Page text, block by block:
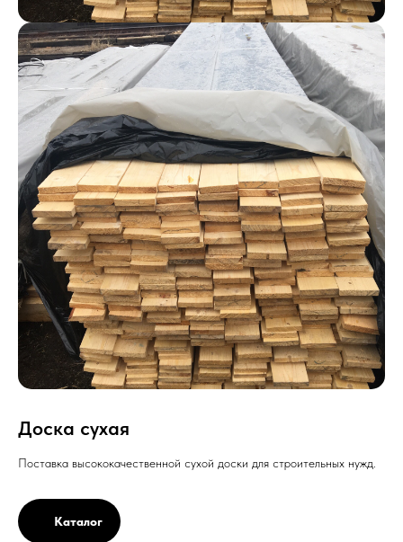
Доска сухая
Поставка высококачественной сухой доски для строительных нужд.
Каталог